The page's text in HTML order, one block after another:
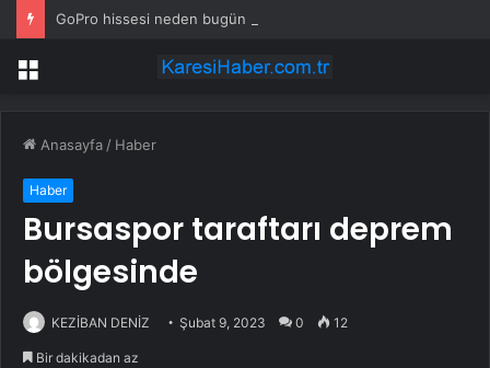
GoPro hissesi neden bugün düşüyor?
Menü
Anasayfa / Haber
Haber
Bursaspor taraftarı deprem
bölgesinde
KEZİBAN DENİZ Şubat 9, 2023 0 12
Bir dakikadan az